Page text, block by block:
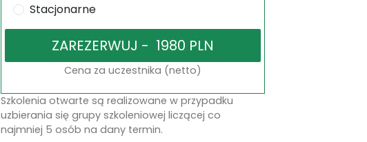
Stacjonarne
Cena za uczestnika (netto)
Szkolenia otwarte są realizowane w przypadku
uzbierania się grupy szkoleniowej liczącej co
najmniej 5 osób na dany termin.